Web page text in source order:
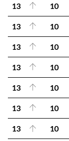
13 10
13 10
13 10
13 10
13 10
13 10
13 10